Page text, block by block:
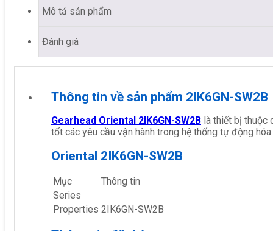
Mô tả sản phẩm
Đánh giá
Thông tin về sản phẩm 2IK6GN-SW2B
Gearhead Oriental 2IK6GN-SW2B là thiết bị thuộc
tốt các yêu cầu vận hành trong hệ thống tự động
Oriental 2IK6GN-SW2B
Mục
Thông tin
Series
Properties 2IK6GN-SW2B